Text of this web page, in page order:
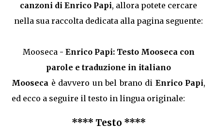
canzoni di Enrico Papi, allora potete cercare
nella sua raccolta dedicata alla pagina seguente:
Mooseca - Enrico Papi: Testo Mooseca con
parole e traduzione in italiano
Mooseca è davvero un bel brano di Enrico Papi,
ed ecco a seguire il testo in lingua originale:
**** Testo ****